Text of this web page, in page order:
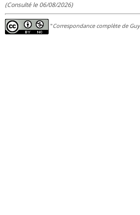
(Consulté le 06/08/2026)
"Correspondance complète de